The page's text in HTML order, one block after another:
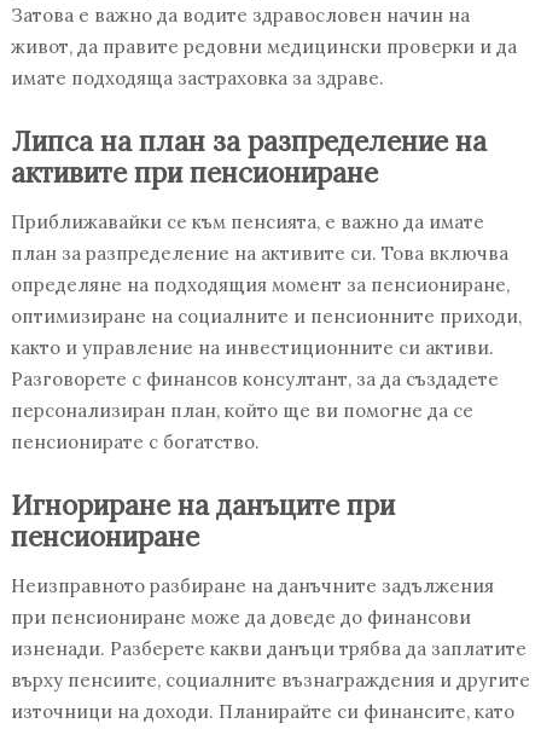
Затова е важно да водите здравословен начин на
живот, да правите редовни медицински проверки и да
имате подходяща застраховка за здраве.
Липса на план за разпределение на
активите при пенсиониране
Приближавайки се към пенсията, е важно да имате
план за разпределение на активите си. Това включва
определяне на подходящия момент за пенсиониране,
оптимизиране на социалните и пенсионните приходи,
както и управление на инвестиционните си активи.
Разговорете с финансов консултант, за да създадете
персонализиран план, който ще ви помогне да се
пенсионирате с богатство.
Игнориране на данъците при
пенсиониране
Неизправното разбиране на данъчните задължения
при пенсиониране може да доведе до финансови
изненади. Разберете какви данъци трябва да заплатите
върху пенсиите, социалните възнаграждения и другите
източници на доходи. Планирайте си финансите, като